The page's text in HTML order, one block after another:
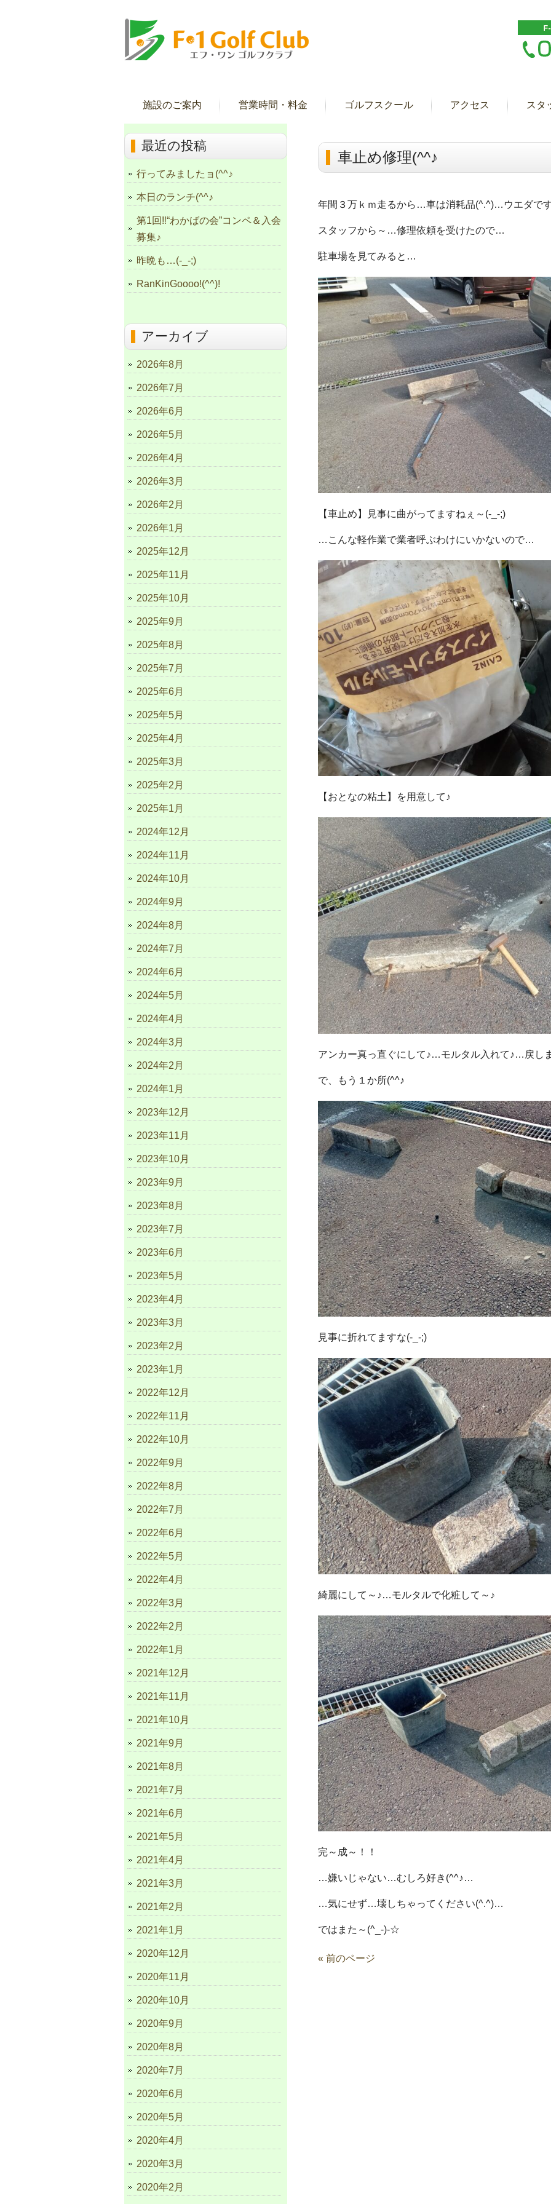
施設のご案内 営業時間・料金 ゴルフスクール アクセス スタ
車止め修理(^^♪
年間３万ｋｍ走るから…車は消耗品(^.^)…ウエダで
スタッフから～…修理依頼を受けたので…
駐車場を見てみると…
【車止め】見事に曲がってますねぇ～(-_-;)
…こんな軽作業で業者呼ぶわけにいかないので…
【おとなの粘土】を用意して♪
アンカー真っ直ぐにして♪…モルタル入れて♪…戻し
で、もう１か所(^^♪
見事に折れてますな(-_-;)
綺麗にして～♪…モルタルで化粧して～♪
完～成～！！
…嫌いじゃない…むしろ好き(^^♪…
…気にせず…壊しちゃってください(^.^)…
ではまた～(^_-)-☆
« 前のページ
最近の投稿
行ってみましたョ(^^♪
本日のランチ(^^♪
第1回‼“わかばの会”コンペ＆入会
募集♪
昨晩も…(-_-;)
RanKinGoooo!(^^)!
アーカイブ
2026年8月
2026年7月
2026年6月
2026年5月
2026年4月
2026年3月
2026年2月
2026年1月
2025年12月
2025年11月
2025年10月
2025年9月
2025年8月
2025年7月
2025年6月
2025年5月
2025年4月
2025年3月
2025年2月
2025年1月
2024年12月
2024年11月
2024年10月
2024年9月
2024年8月
2024年7月
2024年6月
2024年5月
2024年4月
2024年3月
2024年2月
2024年1月
2023年12月
2023年11月
2023年10月
2023年9月
2023年8月
2023年7月
2023年6月
2023年5月
2023年4月
2023年3月
2023年2月
2023年1月
2022年12月
2022年11月
2022年10月
2022年9月
2022年8月
2022年7月
2022年6月
2022年5月
2022年4月
2022年3月
2022年2月
2022年1月
2021年12月
2021年11月
2021年10月
2021年9月
2021年8月
2021年7月
2021年6月
2021年5月
2021年4月
2021年3月
2021年2月
2021年1月
2020年12月
2020年11月
2020年10月
2020年9月
2020年8月
2020年7月
2020年6月
2020年5月
2020年4月
2020年3月
2020年2月